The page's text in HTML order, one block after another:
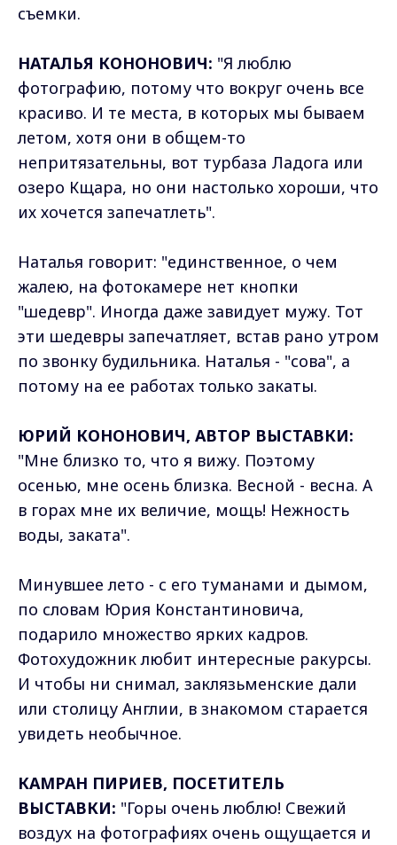
съемки.
НАТАЛЬЯ КОНОНОВИЧ: "Я люблю
фотографию, потому что вокруг очень все
красиво. И те места, в которых мы бываем
летом, хотя они в общем-то
непритязательны, вот турбаза Ладога или
озеро Кщара, но они настолько хороши, что
их хочется запечатлеть".
Наталья говорит: "единственное, о чем
жалею, на фотокамере нет кнопки
"шедевр". Иногда даже завидует мужу. Тот
эти шедевры запечатляет, встав рано утром
по звонку будильника. Наталья - "сова", а
потому на ее работах только закаты.
ЮРИЙ КОНОНОВИЧ, АВТОР ВЫСТАВКИ:
"Мне близко то, что я вижу. Поэтому
осенью, мне осень близка. Весной - весна. А
в горах мне их величие, мощь! Нежность
воды, заката".
Минувшее лето - с его туманами и дымом,
по словам Юрия Константиновича,
подарило множество ярких кадров.
Фотохудожник любит интересные ракурсы.
И чтобы ни снимал, заклязьменские дали
или столицу Англии, в знакомом старается
увидеть необычное.
КАМРАН ПИРИЕВ, ПОСЕТИТЕЛЬ
ВЫСТАВКИ: "Горы очень люблю! Свежий
воздух на фотографиях очень ощущается и